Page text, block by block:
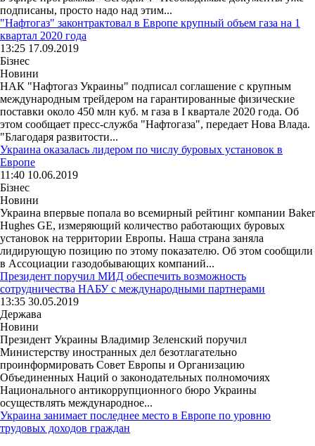
подписаны, просто надо над этим...
"Нафтогаз" законтрактовал в Европе крупный объем газа на 1
квартал 2020 года
13:25 17.09.2019
Бізнес
Новини
НАК "Нафтогаз Украины" подписал соглашение с крупным
международным трейдером на гарантированные физические
поставки около 450 млн куб. м газа в I квартале 2020 года. Об
этом сообщает пресс-служба "Нафтогаза", передает Нова Влада.
"Благодаря развитости...
Украина оказалась лидером по числу буровых установок в
Европе
11:40 10.06.2019
Бізнес
Новини
Украина впервые попала во всемирный рейтинг компании Baker
Hughes GE, измеряющий количество работающих буровых
установок на территории Европы. Наша страна заняла
лидирующую позицию по этому показателю. Об этом сообщили
в Ассоциации газодобывающих компаний...
Президент поручил МИД обеспечить возможность
сотрудничества НАБУ с международными партнерами
13:35 30.05.2019
Держава
Новини
Президент Украины Владимир Зеленский поручил
Министерству иностранных дел безотлагательно
проинформировать Совет Европы и Организацию
Объединенных Наций о законодательных полномочиях
Национального антикоррупционного бюро Украины
осуществлять международное...
Украина занимает последнее место в Европе по уровню
трудовых доходов граждан